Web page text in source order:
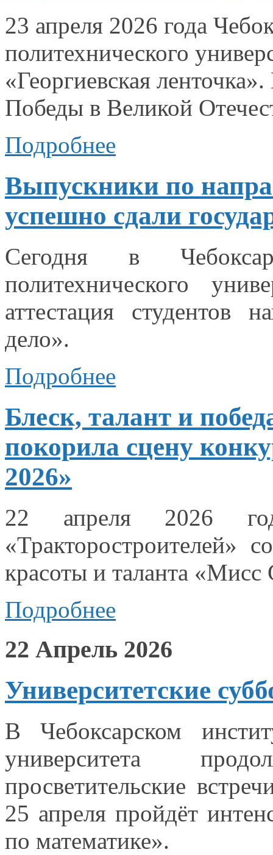
23 апреля 2026 года
политехнического
«Георгиевская
Победы в Великой
Подробнее
Выпускники по
успешно сдали
Сегодняв
политехнического
аттестация студентов
дело».
Подробнее
Блеск, талант и
покорила сцену
2026»
22 апреля 2026
«Тракторостроителей»
красоты и таланта «Мисс
Подробнее
22 Апрель 2026
Университетские
В Чебоксарском
университета
просветительские
25 апреля пройдёт
по математике».